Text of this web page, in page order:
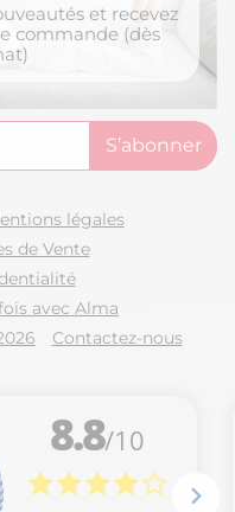
et recevez
commande (dès
légales
de Vente
avec Alma
Contactez-nous